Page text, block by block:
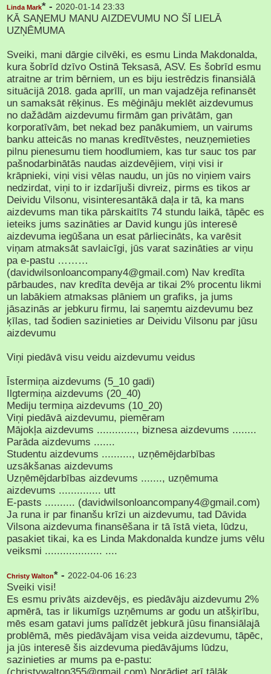
Linda Mark* - 2020-01-14 23:33
KĀ SAŅEMU MANU AIZDEVUMU NO ŠĪ LIELĀ
UZŅĒMUMA
Sveiki, mani dārgie cilvēki, es esmu Linda Makdonalda,
kura šobrīd dzīvo Ostinā Teksasā, ASV. Es šobrīd esmu
atraitne ar trim bērniem, un es biju iestrēdzis finansiālā
situācijā 2018. gada aprīlī, un man vajadzēja refinansēt
un samaksāt rēķinus. Es mēģināju meklēt aizdevumus
no dažādām aizdevumu firmām gan privātām, gan
korporatīvām, bet nekad bez panākumiem, un vairums
banku atteicās no manas kredītvēstes, neuzņemieties
pilnu pienesumu tiem hoodlumiem, kas tur sauc tos par
pašnodarbinātās naudas aizdevējiem, viņi visi ir
krāpnieki, viņi visi vēlas naudu, un jūs no viņiem vairs
nedzirdat, viņi to ir izdarījuši divreiz, pirms es tikos ar
Deividu Vilsonu, visinteresantākā daļa ir tā, ka mans
aizdevums man tika pārskaitīts 74 stundu laikā, tāpēc es
ieteiks jums sazināties ar David kungu jūs interesē
aizdevuma iegūšana un esat pārliecināts, ka varēsit
viņam atmaksāt savlaicīgi, jūs varat sazināties ar viņu
pa e-pastu ………
(davidwilsonloancompany4@gmail.com) Nav kredīta
pārbaudes, nav kredīta devēja ar tikai 2% procentu likmi
un labākiem atmaksas plāniem un grafiks, ja jums
jāsazinās ar jebkuru firmu, lai saņemtu aizdevumu bez
ķīlas, tad šodien sazinieties ar Deividu Vilsonu par jūsu
aizdevumu
Viņi piedāvā visu veidu aizdevumu veidus
Īstermiņa aizdevums (5_10 gadi)
Ilgtermiņa aizdevums (20_40)
Mediju termiņa aizdevums (10_20)
Viņi piedāvā aizdevumu, piemēram
Mājokļa aizdevums ............., biznesa aizdevums ........
Parāda aizdevums .......
Studentu aizdevums .........., uzņēmējdarbības
uzsākšanas aizdevums
Uzņēmējdarbības aizdevums ......., uzņēmuma
aizdevums .............. utt
E-pasts .......... (davidwilsonloancompany4@gmail.com)
Ja runa ir par finanšu krīzi un aizdevumu, tad Dāvida
Vilsona aizdevuma finansēšana ir tā īstā vieta, lūdzu,
pasakiet tikai, ka es Linda Makdonalda kundze jums vēlu
veiksmi ................... ....
Christy Walton* - 2022-04-06 16:23
Sveiki visi!
Es esmu privāts aizdevējs, es piedāvāju aizdevumu 2%
apmērā, tas ir likumīgs uzņēmums ar godu un atšķirību,
mēs esam gatavi jums palīdzēt jebkurā jūsu finansiālajā
problēmā, mēs piedāvājam visa veida aizdevumu, tāpēc,
ja jūs interesē šis aizdevuma piedāvājums lūdzu,
sazinieties ar mums pa e-pastu: